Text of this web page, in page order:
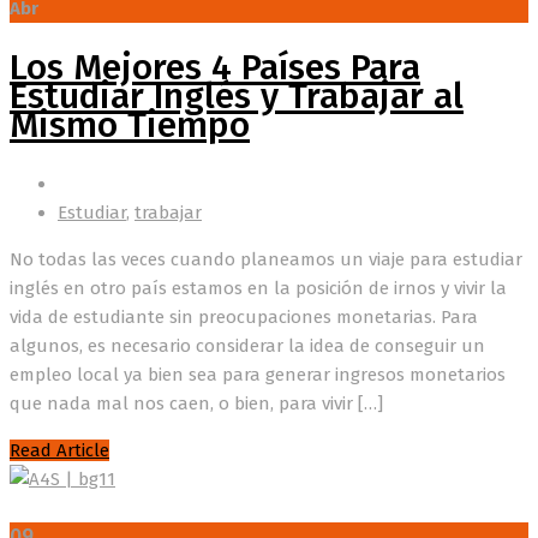
Abr
Los Mejores 4 Países Para
Estudiar Inglés y Trabajar al
Mismo Tiempo
Estudiar, trabajar
No todas las veces cuando planeamos un viaje para estudiar
inglés en otro país estamos en la posición de irnos y vivir la
vida de estudiante sin preocupaciones monetarias. Para
algunos, es necesario considerar la idea de conseguir un
empleo local ya bien sea para generar ingresos monetarios
que nada mal nos caen, o bien, para vivir […]
Read Article